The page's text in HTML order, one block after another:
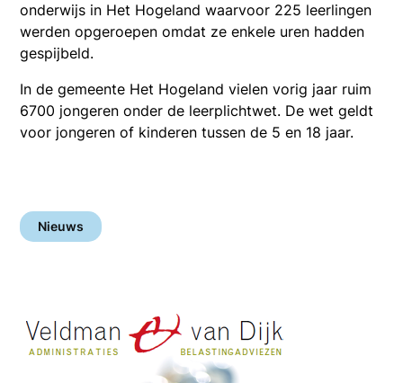
onderwijs in Het Hogeland waarvoor 225 leerlingen
werden opgeroepen omdat ze enkele uren hadden
gespijbeld.
In de gemeente Het Hogeland vielen vorig jaar ruim
6700 jongeren onder de leerplichtwet. De wet geldt
voor jongeren of kinderen tussen de 5 en 18 jaar.
Nieuws